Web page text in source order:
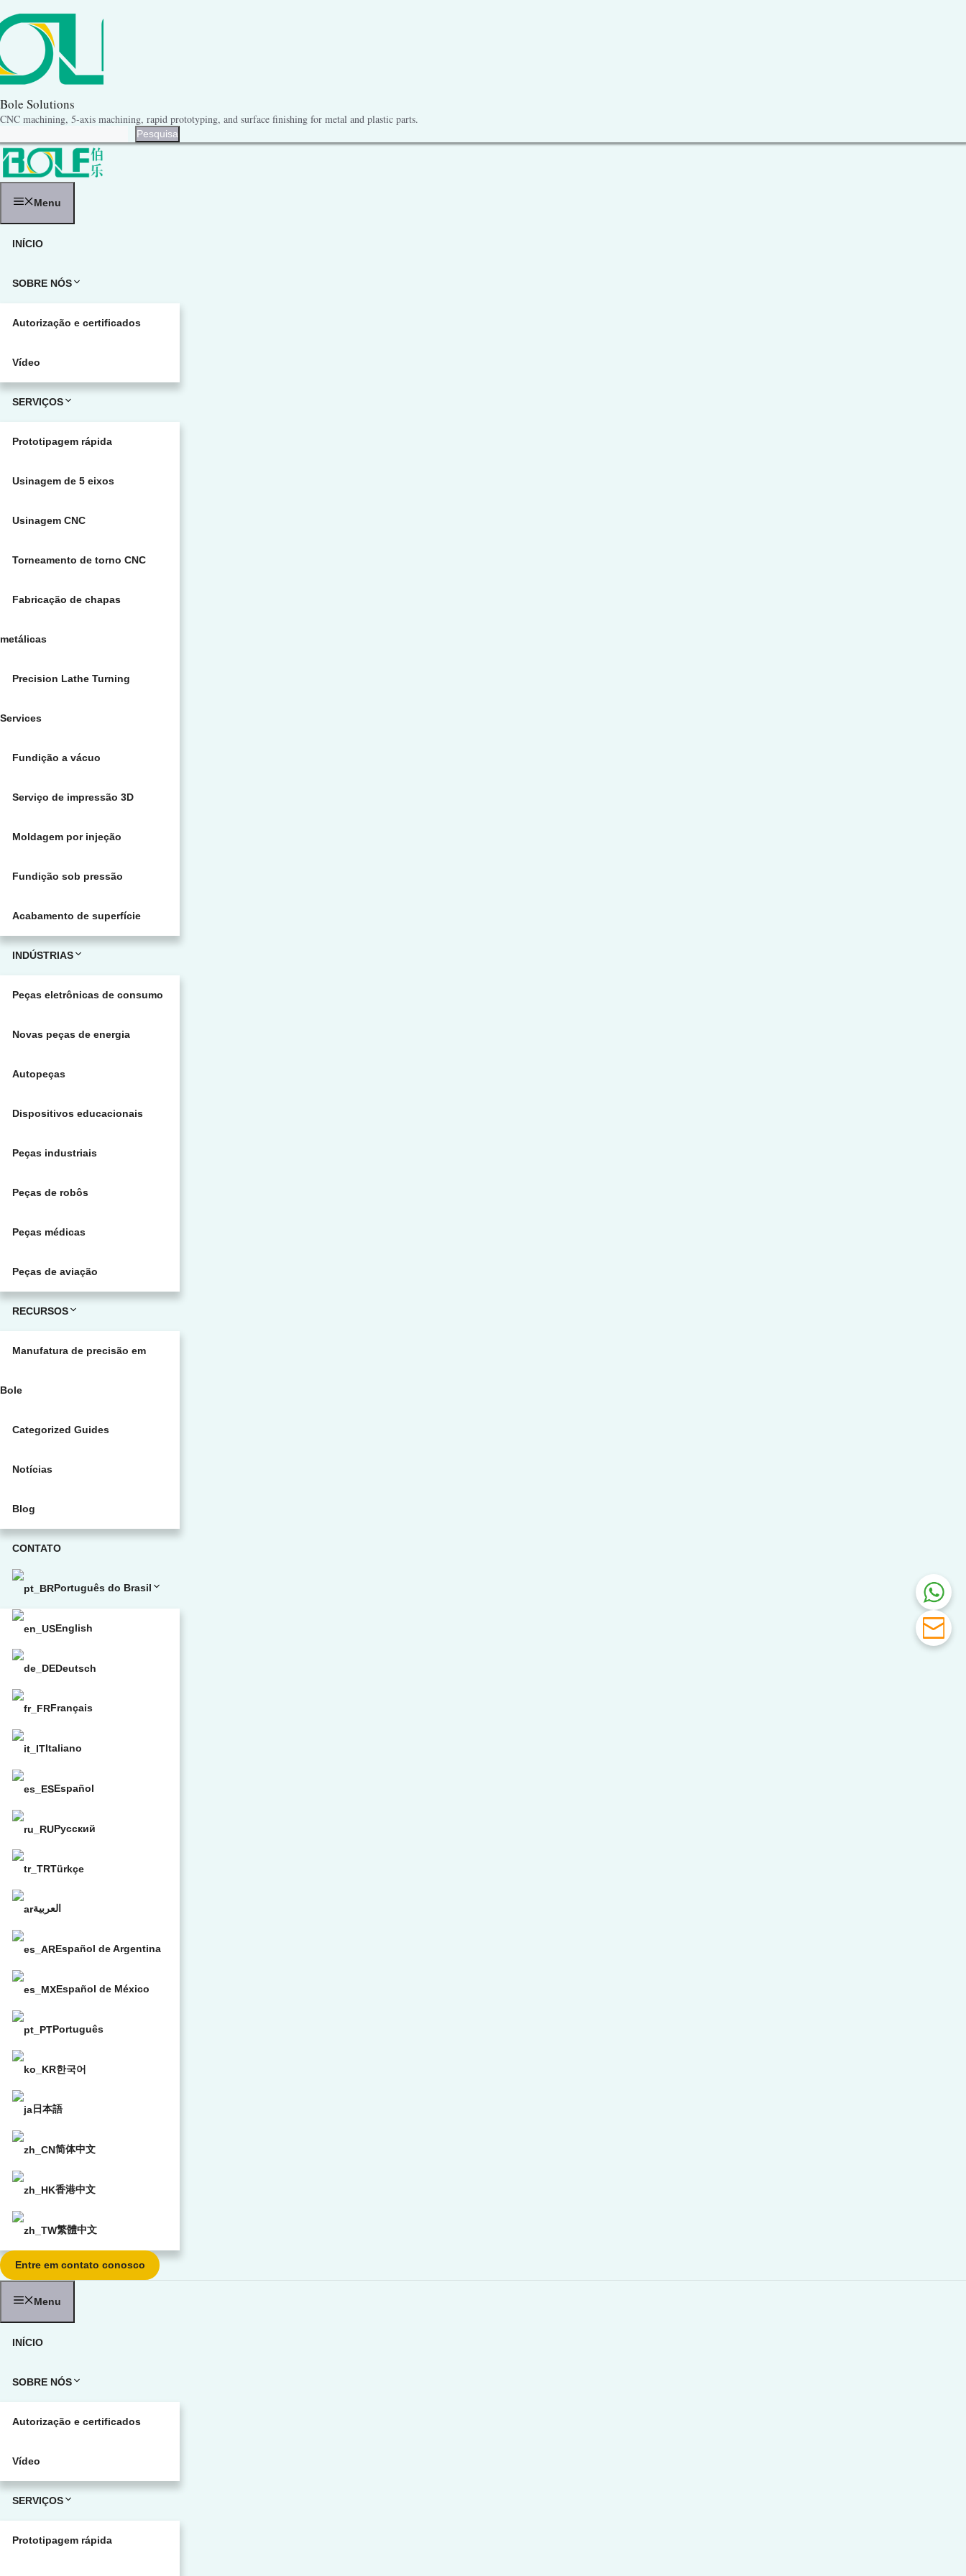
para
o
Bole Solutions
CNC machining, 5-axis machining, rapid prototyping, and surface finishing for metal and plastic parts.
Pesquisa
Menu
INÍCIO
SOBRE NÓS
Autorização e certificados
Vídeo
SERVIÇOS
Prototipagem rápida
Usinagem de 5 eixos
Usinagem CNC
Torneamento de torno CNC
Fabricação de chapas
metálicas
Precision Lathe Turning
Services
Fundição a vácuo
Serviço de impressão 3D
Moldagem por injeção
Fundição sob pressão
Acabamento de superfície
INDÚSTRIAS
Peças eletrônicas de consumo
Novas peças de energia
Autopeças
Dispositivos educacionais
Peças industriais
Peças de robôs
Peças médicas
Peças de aviação
RECURSOS
Manufatura de precisão em
Bole
Categorized Guides
Notícias
Blog
CONTATO
Português do Brasil
English
Deutsch
Français
Italiano
Español
Русский
Türkçe
العربية
Español de Argentina
Español de México
Português
한국어
日本語
简体中文
香港中文
繁體中文
Entre em contato conosco
Menu
INÍCIO
SOBRE NÓS
Autorização e certificados
Vídeo
SERVIÇOS
Prototipagem rápida